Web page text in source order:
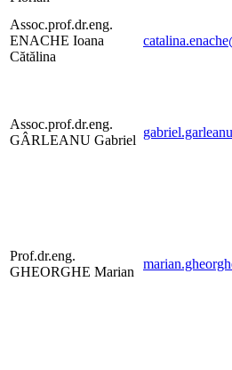
Assoc.prof.dr.eng.
ENACHE Ioana
Cătălina
Assoc.prof.dr.eng.
GÂRLEANU Gabriel
Prof.dr.eng.
GHEORGHE Marian